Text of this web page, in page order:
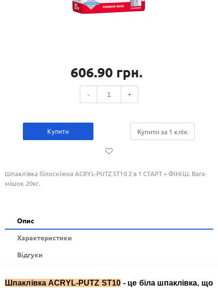
606.90 грн.
- +
Купити Купити за 1 клiк
Шпаклівка білосніжна ACRYL-PUTZ ST10 2 в 1 СТАРТ + ФІНІШ. Вага-
мішок 20кг.
Опис
Xарактеристики
Відгуки
Шпаклівка ACRYL-PUTZ ST10 - це біла шпаклівка, що